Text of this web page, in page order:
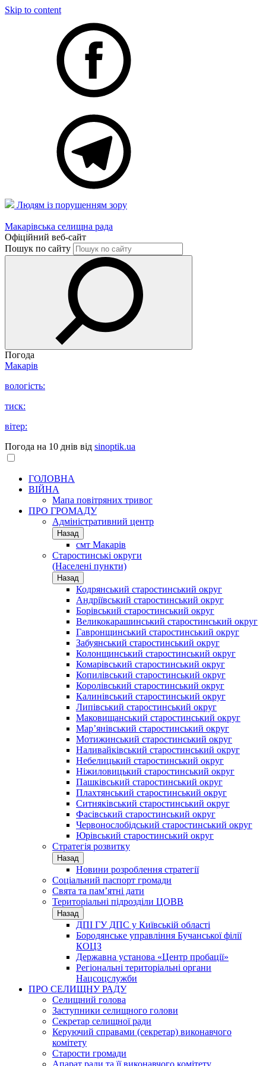
Skip to content
Людям із порушенням зору
Макарівська селищна рада
Офіційний веб-сайт
Пошук по сайту
Погода
Макарів
вологість:
тиск:
вітер:
Погода на 10 днів від sinoptik.ua
ГОЛОВНА
ВІЙНА
Мапа повітряних тривог
ПРО ГРОМАДУ
Aдміністративний центр
Назад
смт Макарів
Старостинські округи
(Населені пункти)
Назад
Кодрянський старостинський округ
Андріївський старостинський округ
Борівський старостинський округ
Великокарашинський старостинський округ
Гавронщинський старостинський округ
Забуянський старостинський округ
Колонщинський старостинський округ
Комарівський старостинський округ
Копилівський старостинський округ
Королівський старостинський округ
Калинівський старостинський округ
Липівський старостинський округ
Маковищанський старостинський округ
Мар’янівський старостинський округ
Мотижинський старостинський округ
Наливайківський старостинський округ
Небелицький старостинський округ
Ніжиловицький старостинський округ
Пашківський старостинський округ
Плахтянський старостинський округ
Ситняківський старостинський округ
Фасівський старостинський округ
Червонослобідський старостинський округ
Юрівський старостинський округ
Стратегія розвитку
Назад
Новини розроблення стратегії
Соціальний паспорт громади
Свята та пам’ятні дати
Територіальні підрозділи ЦОВВ
Назад
ДПІ ГУ ДПС у Київській області
Бородянське управління Бучанської філії
КОЦЗ
Державна установа «Центр пробації»
Регіональні територіальні органи
Нацсоцслужби
ПРО СЕЛИЩНУ РАДУ
Селищний голова
Заступники селищного голови
Секретар селищної ради
Керуючий справами (секретар) виконавчого
комітету
Старости громади
Апарат ради та її виконавчого комітету